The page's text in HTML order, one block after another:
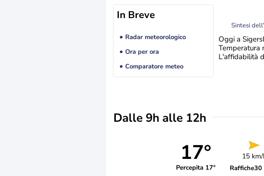
In Breve
Radar meteorologico
Ora per ora
Comparatore meteo
Sintesi
Oggi a
Temperatura
L'affidabilità
Dalle 9h alle 12h
17°
Percepita 17°
15
Raffiche30